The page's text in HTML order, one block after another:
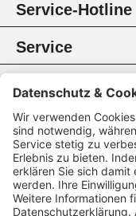
Service-Hotline
Service
Information
Rechtliches
Zertifikate